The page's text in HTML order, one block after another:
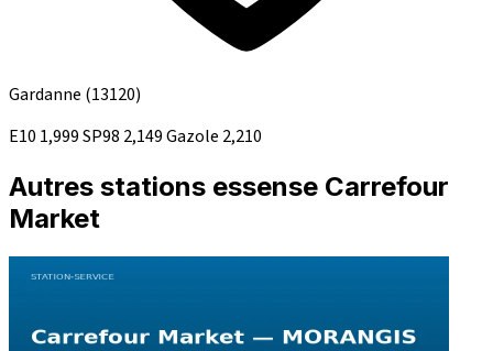
Gardanne (13120)
E10 1,999SP98 2,149Gazole 2,210
Autres stations essense Carrefour
Market